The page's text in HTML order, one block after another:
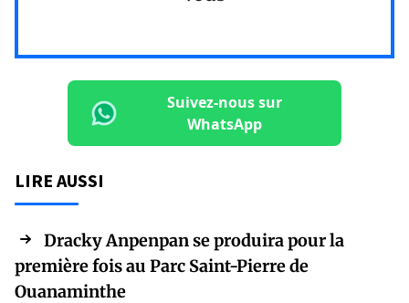
Suivez-nous sur
WhatsApp
LIRE AUSSI
Dracky Anpenpan se produira pour la
première fois au Parc Saint-Pierre de
Ouanaminthe